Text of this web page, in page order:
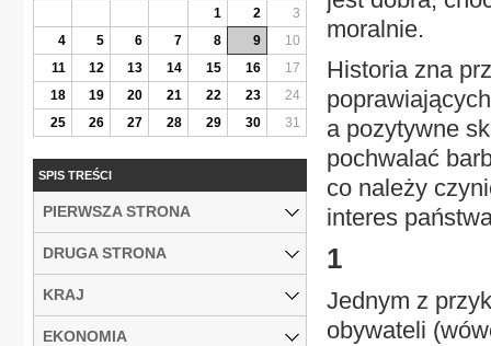
moralnie.
Historia zna
a pozytywne
pochwalać
co należy
interes
1
Jednym z
obywateli
1
2
3
4
5 6 7 8 9
10
11
12 13 14 15 16
17
18
19 20 21 22 23
24
25
26 27 28 29 30 31
SPIS TREŚCI
PIERWSZA STRONA
DRUGA STRONA
KRAJ
EKONOMIA